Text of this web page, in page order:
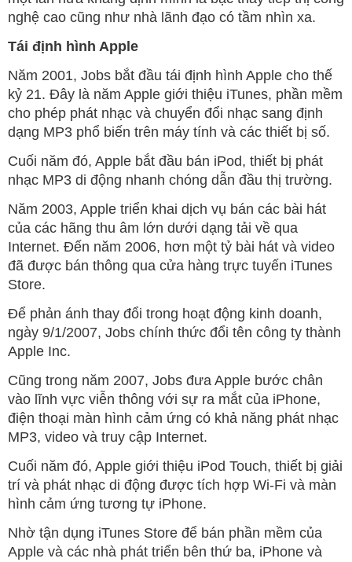
nghệ cao cũng như nhà lãnh đạo có tầm nhìn xa.
Tái định hình Apple
Năm 2001, Jobs bắt đầu tái định hình Apple cho thế
kỷ 21. Đây là năm Apple giới thiệu iTunes, phần mềm
cho phép phát nhạc và chuyển đổi nhạc sang định
dạng MP3 phổ biến trên máy tính và các thiết bị số.
Cuối năm đó, Apple bắt đầu bán iPod, thiết bị phát
nhạc MP3 di động nhanh chóng dẫn đầu thị trường.
Năm 2003, Apple triển khai dịch vụ bán các bài hát
của các hãng thu âm lớn dưới dạng tải về qua
Internet. Đến năm 2006, hơn một tỷ bài hát và video
đã được bán thông qua cửa hàng trực tuyến iTunes
Store.
Để phản ánh thay đổi trong hoạt động kinh doanh,
ngày 9/1/2007, Jobs chính thức đổi tên công ty thành
Apple Inc.
Cũng trong năm 2007, Jobs đưa Apple bước chân
vào lĩnh vực viễn thông với sự ra mắt của iPhone,
điện thoại màn hình cảm ứng có khả năng phát nhạc
MP3, video và truy cập Internet.
Cuối năm đó, Apple giới thiệu iPod Touch, thiết bị giải
trí và phát nhạc di động được tích hợp Wi-Fi và màn
hình cảm ứng tương tự iPhone.
Nhờ tận dụng iTunes Store để bán phần mềm của
Apple và các nhà phát triển bên thứ ba, iPhone và